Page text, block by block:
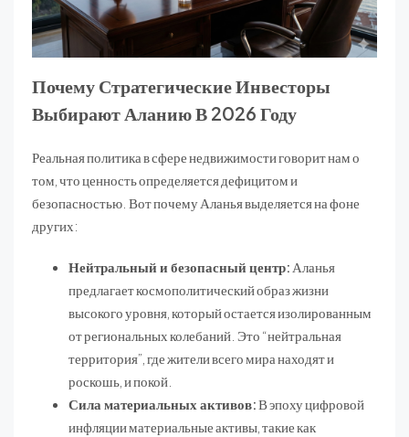
Почему Стратегические Инвесторы
Выбирают Аланию В 2026 Году
Реальная политика в сфере недвижимости говорит нам о
том, что ценность определяется дефицитом и
безопасностью. Вот почему Аланья выделяется на фоне
других:
Нейтральный и безопасный центр: Аланья
предлагает космополитический образ жизни
высокого уровня, который остается изолированным
от региональных колебаний. Это “нейтральная
территория”, где жители всего мира находят и
роскошь, и покой.
Сила материальных активов:В эпоху цифровой
инфляции материальные активы, такие как